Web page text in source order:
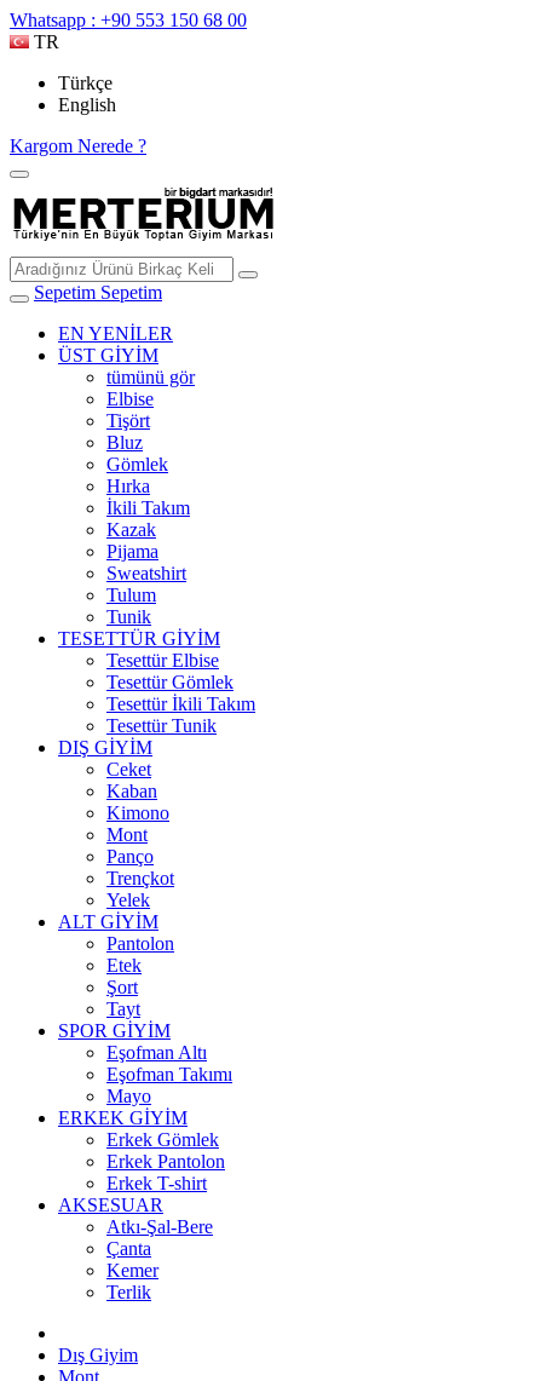
Whatsapp : +90 553 150 68 00
TR
Türkçe
English
Kargom Nerede ?
Sepetim Sepetim
EN YENİLER
ÜST GİYİM
tümünü gör
Elbise
Tişört
Bluz
Gömlek
Hırka
İkili Takım
Kazak
Pijama
Sweatshirt
Tulum
Tunik
TESETTÜR GİYİM
Tesettür Elbise
Tesettür Gömlek
Tesettür İkili Takım
Tesettür Tunik
DIŞ GİYİM
Ceket
Kaban
Kimono
Mont
Panço
Trençkot
Yelek
ALT GİYİM
Pantolon
Etek
Şort
Tayt
SPOR GİYİM
Eşofman Altı
Eşofman Takımı
Mayo
ERKEK GİYİM
Erkek Gömlek
Erkek Pantolon
Erkek T-shirt
AKSESUAR
Atkı-Şal-Bere
Çanta
Kemer
Terlik
Dış Giyim
Mont